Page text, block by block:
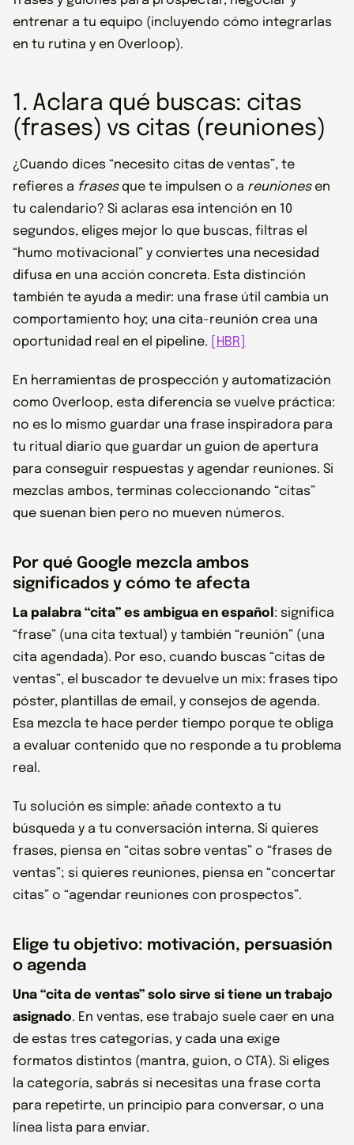
entrenar a tu equipo (incluyendo cómo integrarlas
en tu rutina y en Overloop).
1. Aclara qué buscas: citas
(frases) vs citas (reuniones)
¿Cuando dices “necesito citas de ventas”, te
refieres a frasesque te impulsen o a reunionesen
tu calendario? Si aclaras esa intención en 10
segundos, eliges mejor lo que buscas, filtras el
“humo motivacional” y conviertes una necesidad
difusa en una acción concreta. Esta distinción
también te ayuda a medir: una frase útil cambia un
comportamiento hoy; una cita-reunión crea una
oportunidad real en el pipeline.
[HBR]
En herramientas de prospección y automatización
como Overloop, esta diferencia se vuelve práctica:
no es lo mismo guardar una frase inspiradora para
tu ritual diario que guardar un guion de apertura
para conseguir respuestas y agendar reuniones. Si
mezclas ambos, terminas coleccionando “citas”
que suenan bien pero no mueven números.
Por qué Google mezcla ambos
significados y cómo te afecta
La palabra “cita” es ambigua en español : significa
“frase” (una cita textual) y también “reunión” (una
cita agendada). Por eso, cuando buscas “citas de
ventas”, el buscador te devuelve un mix: frases tipo
póster, plantillas de email, y consejos de agenda.
Esa mezcla te hace perder tiempo porque te obliga
a evaluar contenido que no responde a tu problema
real.
Tu solución es simple: añade contexto a tu
búsqueda y a tu conversación interna. Si quieres
frases, piensa en “citas sobre ventas” o “frases de
ventas”; si quieres reuniones, piensa en “concertar
citas” o “agendar reuniones con prospectos”.
Elige tu objetivo: motivación, persuasión
o agenda
Una “cita de ventas” solo sirve si tiene un trabajo
asignado. En ventas, ese trabajo suele caer en una
de estas tres categorías, y cada una exige
formatos distintos (mantra, guion, o CTA). Si eliges
la categoría, sabrás si necesitas una frase corta
para repetirte, un principio para conversar, o una
línea lista para enviar.